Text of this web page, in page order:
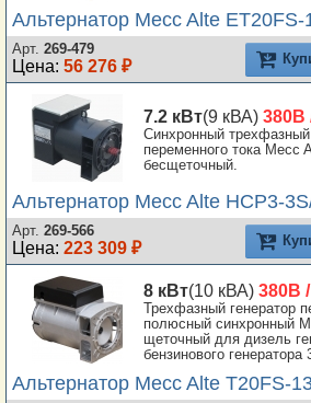
Альтернатор Mecc Alte ET20FS-
Арт. 269-479
Цена: 56 276 ₽
7.2 кВт(9 кВА) 380В
Синхронный
переменного тока Mecc
бесщеточный.
Альтернатор Mecc Alte HCP3-
Арт. 269-566
Цена: 223 309 ₽
8 кВт(10 кВА) 380В
Трехфазный генератор
полюсный синхронный
щеточный для дизель
бензинового генератора
Альтернатор Mecc Alte T20FS-